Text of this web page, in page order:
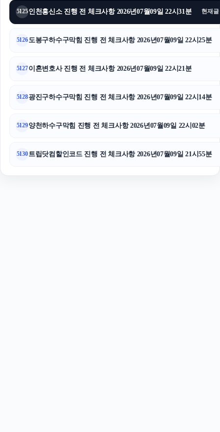
용산구하수구막힘
5125인천흥신소 진행 전 체크사항 2026년07월09일 22시31분 현재글
5126 도봉구하수구막힘 진행 전 체크사항 2026년07월09일 22시25분
5127이혼변호사 진행 전 체크사항 2026년07월09일 22시21분
5128광진구하수구막힘 진행 전 체크사항 2026년07월09일 22시14분
5129양천하수구막힘 진행 전 체크사항 2026년07월09일 22시02분
5130트립닷컴할인코드 진행 전 체크사항 2026년07월09일 21시55분